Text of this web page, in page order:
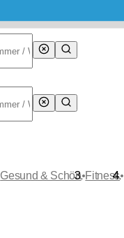
Gesund & Schön•Fitness•